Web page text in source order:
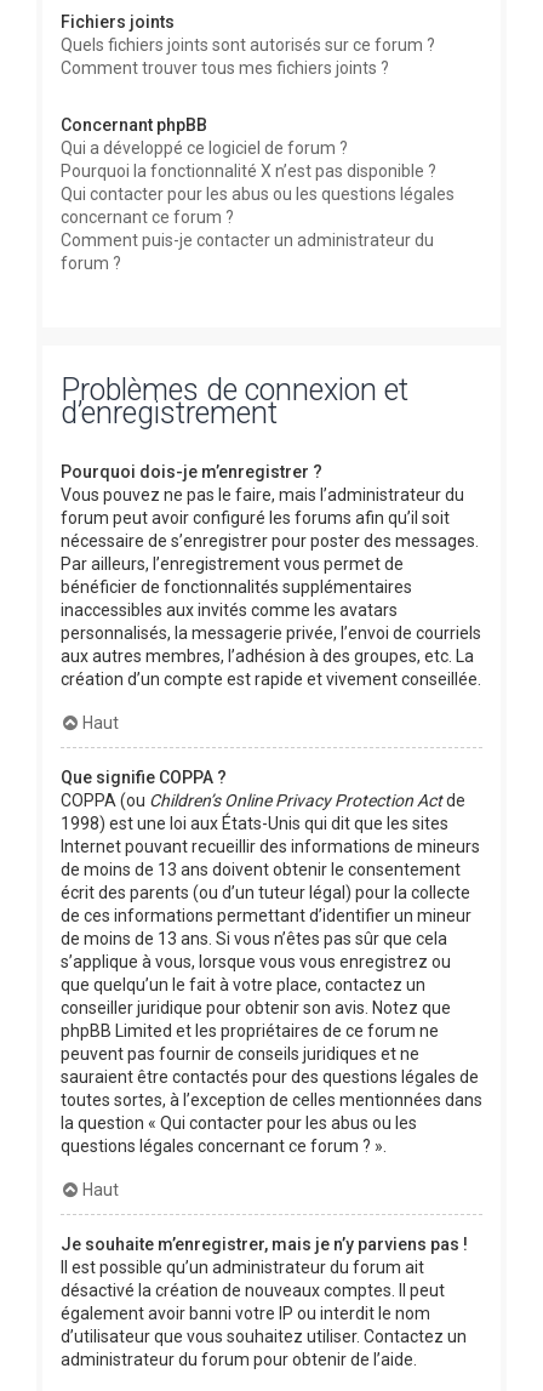
Fichiers joints
Quels fichiers joints sont autorisés sur ce forum ?
Comment trouver tous mes fichiers joints ?
Concernant phpBB
Qui a développé ce logiciel de forum ?
Pourquoi la fonctionnalité X n’est pas disponible ?
Qui contacter pour les abus ou les questions légales
concernant ce forum ?
Comment puis-je contacter un administrateur du
forum ?
Problèmes de connexion et
d’enregistrement
Pourquoi dois-je m’enregistrer ?
Vous pouvez ne pas le faire, mais l’administrateur du
forum peut avoir configuré les forums afin qu’il soit
nécessaire de s’enregistrer pour poster des messages.
Par ailleurs, l’enregistrement vous permet de
bénéficier de fonctionnalités supplémentaires
inaccessibles aux invités comme les avatars
personnalisés, la messagerie privée, l’envoi de courriels
aux autres membres, l’adhésion à des groupes, etc. La
création d’un compte est rapide et vivement conseillée.
Haut
Que signifie COPPA ?
COPPA (ou Children’s Online Privacy Protection Actde
1998) est une loi aux États-Unis qui dit que les sites
Internet pouvant recueillir des informations de mineurs
de moins de 13 ans doivent obtenir le consentement
écrit des parents (ou d’un tuteur légal) pour la collecte
de ces informations permettant d’identifier un mineur
de moins de 13 ans. Si vous n’êtes pas sûr que cela
s’applique à vous, lorsque vous vous enregistrez ou
que quelqu’un le fait à votre place, contactez un
conseiller juridique pour obtenir son avis. Notez que
phpBB Limited et les propriétaires de ce forum ne
peuvent pas fournir de conseils juridiques et ne
sauraient être contactés pour des questions légales de
toutes sortes, à l’exception de celles mentionnées dans
la question « Qui contacter pour les abus ou les
questions légales concernant ce forum ? ».
Haut
Je souhaite m’enregistrer, mais je n’y parviens pas !
Il est possible qu’un administrateur du forum ait
désactivé la création de nouveaux comptes. Il peut
également avoir banni votre IP ou interdit le nom
d’utilisateur que vous souhaitez utiliser. Contactez un
administrateur du forum pour obtenir de l’aide.